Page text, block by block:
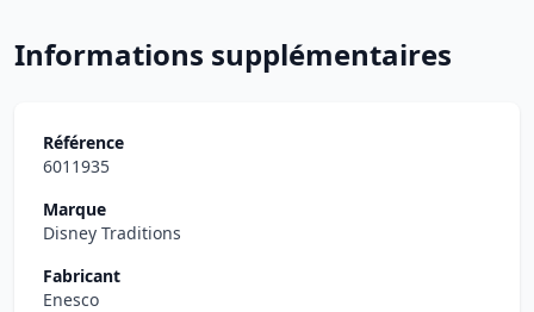
Informations supplémentaires
Référence
6011935
Marque
Disney Traditions
Fabricant
Enesco